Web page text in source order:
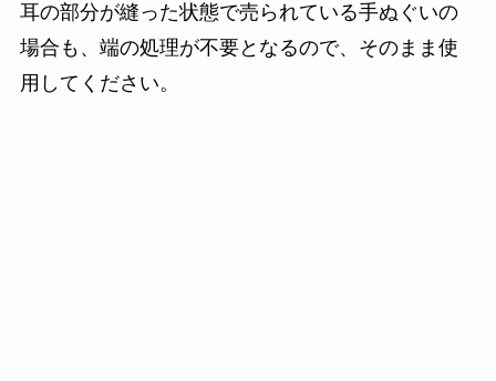
耳の部分が縫った状態で売られている手ぬぐいの
場合も、端の処理が不要となるので、そのまま使
用してください。